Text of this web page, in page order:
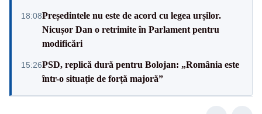
18:08Președintele nu este de acord cu legea urșilor.
Nicușor Dan o retrimite în Parlament pentru
modificări
15:26PSD, replică dură pentru Bolojan: „România este
într-o situație de forță majoră”